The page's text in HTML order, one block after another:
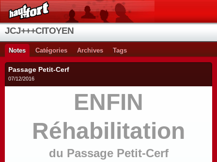
JCJ+++CITOYEN
Notes Catégories Archives Tags
Passage Petit-Cerf
07/12/2016
ENFIN
Réhabilitation
du Passage Petit-Cerf